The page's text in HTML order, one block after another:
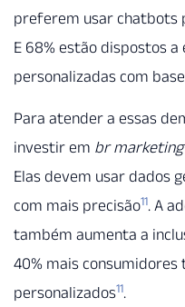
preferem usar chatbots
E 68% estão dispostos
personalizadas com
Para atender a essas
investir em br marketing
Elas devem usar dados
com mais precisão11. A
também aumenta a
40% mais consumidores
personalizados11.